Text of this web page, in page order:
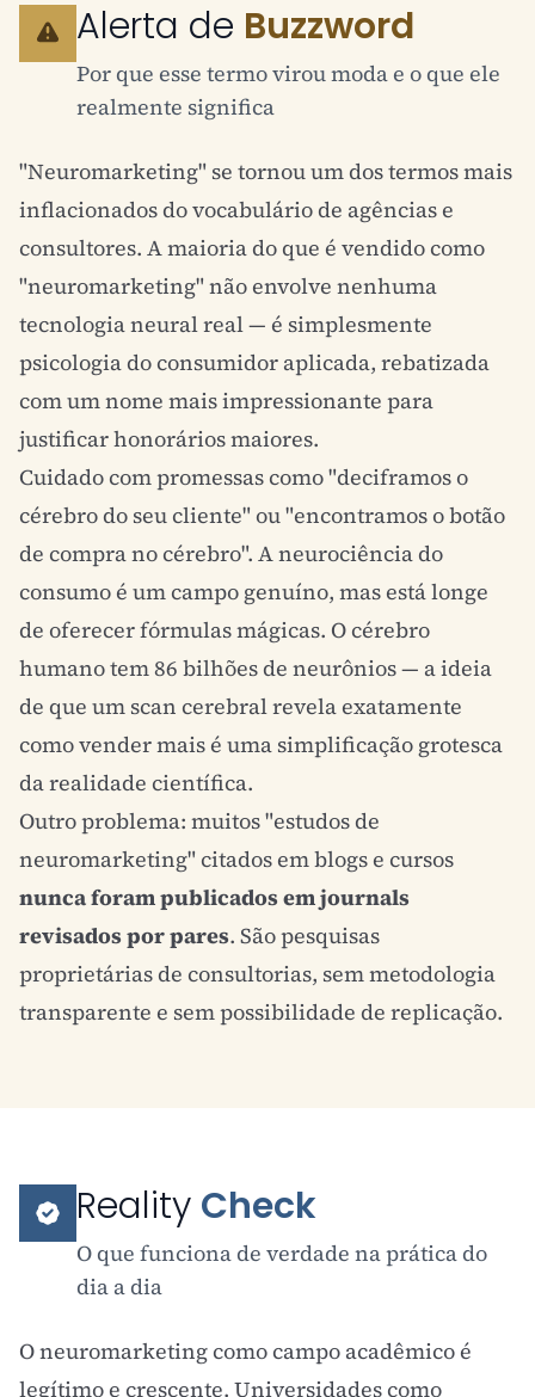
Alerta de Buzzword
Por que esse termo virou moda e o que ele
realmente significa
"Neuromarketing" se tornou um dos termos mais
inflacionados do vocabulário de agências e
consultores. A maioria do que é vendido como
"neuromarketing" não envolve nenhuma
tecnologia neural real — é simplesmente
psicologia do consumidor aplicada, rebatizada
com um nome mais impressionante para
justificar honorários maiores.
Cuidado com promessas como "deciframos o
cérebro do seu cliente" ou "encontramos o botão
de compra no cérebro". A neurociência do
consumo é um campo genuíno, mas está longe
de oferecer fórmulas mágicas. O cérebro
humano tem 86 bilhões de neurônios — a ideia
de que um scan cerebral revela exatamente
como vender mais é uma simplificação grotesca
da realidade científica.
Outro problema: muitos "estudos de
neuromarketing" citados em blogs e cursos
nunca foram publicados em journals
revisados por pares. São pesquisas
proprietárias de consultorias, sem metodologia
transparente e sem possibilidade de replicação.
Reality Check
O que funciona de verdade na prática do
dia a dia
O neuromarketing como campo acadêmico é
legítimo e crescente. Universidades como